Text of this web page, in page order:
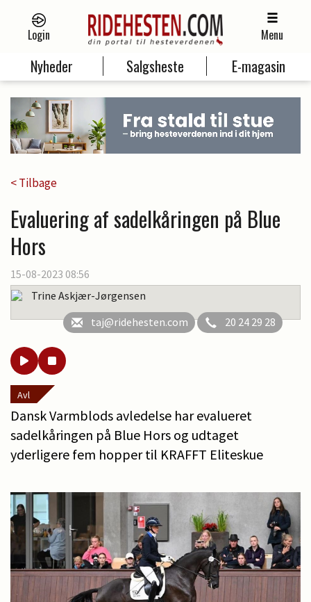
Login Menu
Nyheder Salgsheste E-magasin
< Tilbage
Evaluering af sadelkåringen på Blue
Hors
15-08-2023 08:56
Trine Askjær-Jørgensen
taj@ridehesten.com
20 24 29 28
Avl
Dansk Varmblods avledelse har evalueret
sadelkåringen på Blue Hors og udtaget
yderligere fem hopper til KRAFFT Eliteskue